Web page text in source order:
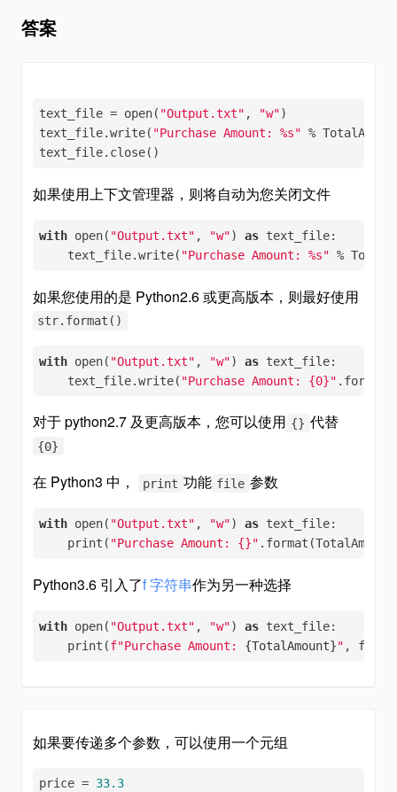
答案
text_file = open( "Output.txt" , "w")
text_file.write( "Purchase Amount: %s" %
text_file.close()
如果使用上下文管理器，则将自动为您关闭文件
with open( "Output.txt" , "w") as text_file:
    text_file.write(
"Purchase Amount: %s" %
如果您使用的是 Python2.6 或更高版本，则最好使用
str.format()
with open( "Output.txt" , "w") as text_file:
    text_file.write(
"Purchase Amount: {0}"
对于 python2.7 及更高版本，您可以使用 {} 代替
{0}
在 Python3 中， print 功能 file 参数
with open( "Output.txt" , "w") as text_file:
    print(
"Purchase Amount: {}"
Python3.6 引入了f 字符串作为另一种选择
with open( "Output.txt" , "w") as text_file:
    print(
f"Purchase Amount: {TotalAmount}" ,
如果要传递多个参数，可以使用一个元组
price = 33.3